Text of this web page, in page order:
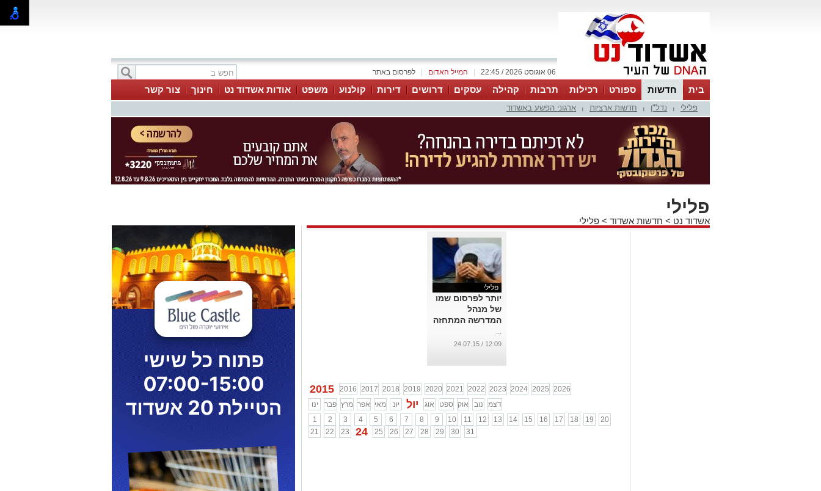
לפרסום באתר המייל האדום 06 אוגוסט 2026 / 22:45
בית חדשות ספורט רכילות תרבות קהילה עסקים דרושים דירות קולנוע משפט אודות אשדוד נט חינוך צור קשר
פלילי נדל"ן חדשות ארציות ארגוני הפשע באשדוד
פלילי
אשדוד נט > חדשות אשדוד > פלילי
פלילי
יותר לפרסום שמו
של מנהל
המדרשה המתחזה
...
12:09 / 24.07.15
2015 2016 2017 2018 2019 2020 2021 2022 2023 2024 2025 2026
ינו
פבר מרץ אפר מאי יונ יול אוג ספט אוק נוב
דצמ
1
2 3 4 5 6 7 8 9 10 11 12 13 14 15 16 17 18 19
20
21
22 23 24 25 26 27 28 29 30 31